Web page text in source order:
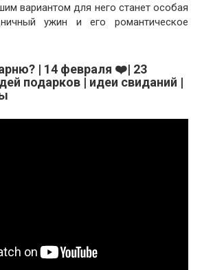
вариантом для него станет особая
ужин и его романтическое
| 14 февраля ❤️| 23
подарков | идеи свиданий |